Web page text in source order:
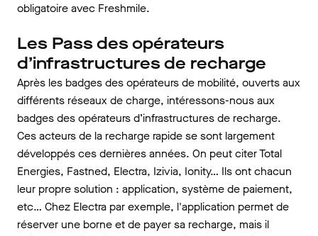
obligatoire avec Freshmile.
Les Pass des opérateurs
d’infrastructures de recharge
Après les badges des opérateurs de mobilité, ouverts aux
différents réseaux de charge, intéressons-nous aux
badges des opérateurs d’infrastructures de recharge.
Ces acteurs de la recharge rapide se sont largement
développés ces dernières années. On peut citer Total
Energies, Fastned, Electra, Izivia, Ionity… Ils ont chacun
leur propre solution : application, système de paiement,
etc… Chez Electra par exemple, l'application permet de
réserver une borne et de payer sa recharge, mais il